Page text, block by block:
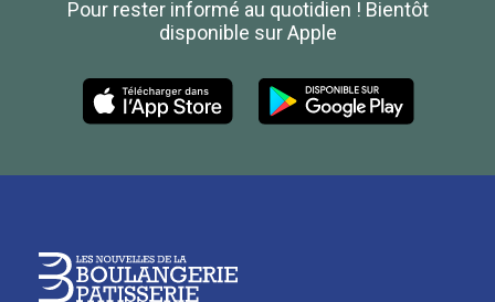
Pour rester informé au quotidien ! Bientôt
disponible sur Apple
Boulanger de France
Les Nouvelles de la Boulangerie-Pâtisserie Française
27, av d’Eylau - 75782 Paris Cédex 16
01 53 70 16 25